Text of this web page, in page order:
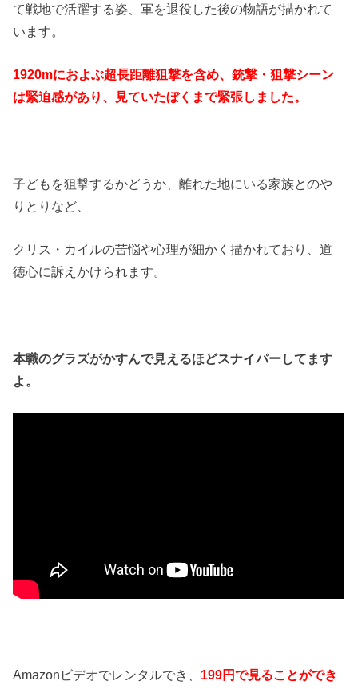
て戦地で活躍する姿、軍を退役した後の物語が描かれて
います。
1920mにおよぶ超長距離狙撃を含め、銃撃・狙撃シーン
は緊迫感があり、見ていたぼくまで緊張しました。
子どもを狙撃するかどうか、離れた地にいる家族とのや
りとりなど、
クリス・カイルの苦悩や心理が細かく描かれており、道
徳心に訴えかけられます。
本職のグラズがかすんで見えるほどスナイパーしてます
よ。
Amazonビデオでレンタルでき、 199円で見ることができ